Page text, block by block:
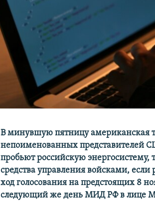
В минувшую пятницу американская
непоименованных представителей
пробьют российскую
средства управления войсками,
ход голосования на предстоящих 8
следующий же день МИД РФ в лице